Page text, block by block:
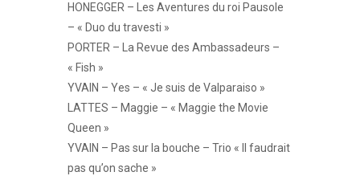
HONEGGER – Les Aventures du roi Pausole
– « Duo du travesti »
PORTER – La Revue des Ambassadeurs –
« Fish »
YVAIN – Yes – « Je suis de Valparaiso »
LATTES – Maggie – « Maggie the Movie
Queen »
YVAIN – Pas sur la bouche – Trio « Il faudrait
pas qu’on sache »